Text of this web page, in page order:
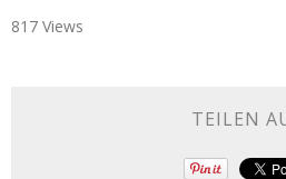
817 Views
TEILEN